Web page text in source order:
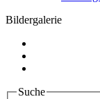
Bildergalerie
Suche